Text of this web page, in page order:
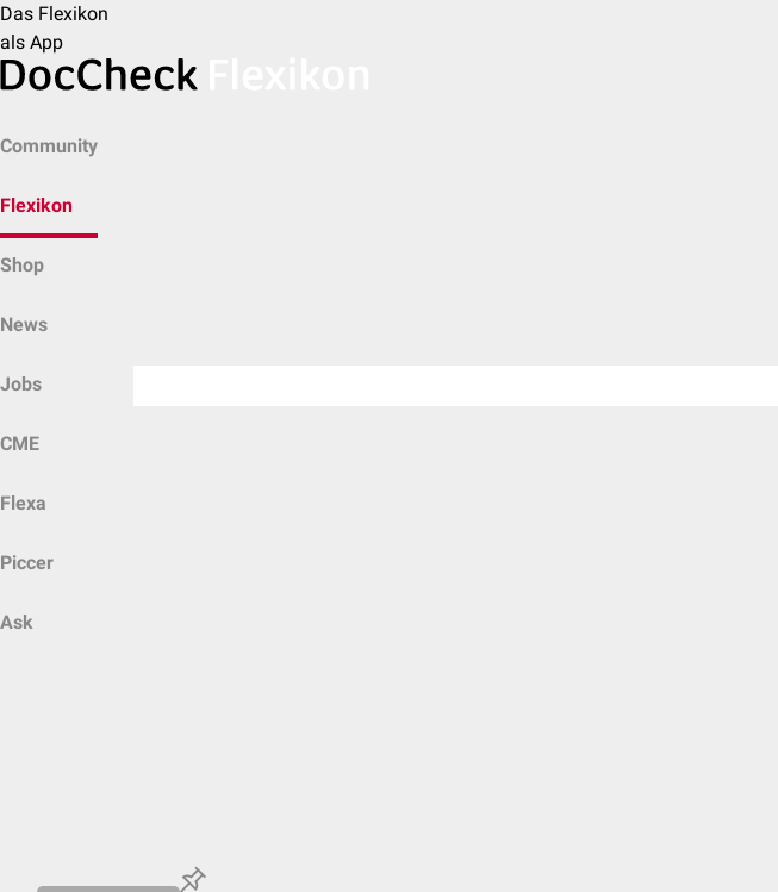
Das Flexikon
als App
Community
Flexikon
Shop
News
Jobs
CME
Flexa
Piccer
Ask